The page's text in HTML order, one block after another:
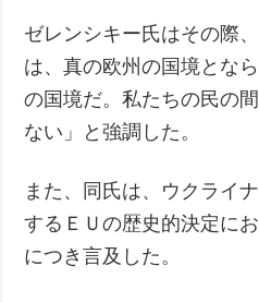
ゼレンシキー氏はその際
は、真の欧州の国境とな
の国境だ。私たちの民の
ない」と強調した。
また、同氏は、ウクライ
するＥＵの歴史的決定に
につき言及した。